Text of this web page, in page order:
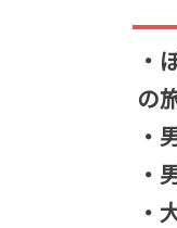
・
の
・
・
・